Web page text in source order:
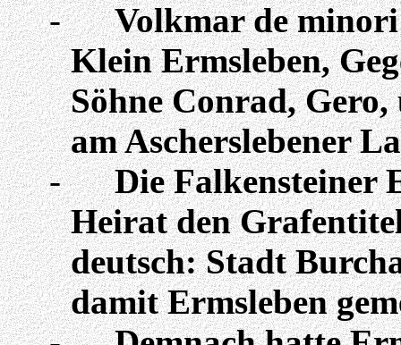
-
Volkmar deminori
Klein Ermsleben,
Söhne Conrad,
am Ascherslebener
-
Die Falkensteiner
Heirat den
deutsch: Stadt
damit Ermsleben